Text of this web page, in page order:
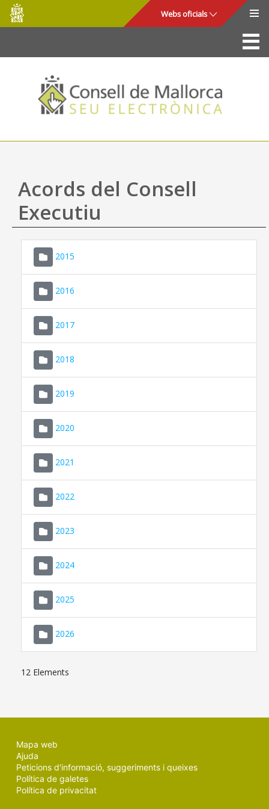
Salta al contingut principal
Consell
de
Mallorca
Webs oficials
La Seu
Consell de Mallorca
Accés i seguretat
Utilitats
Ajuda
Acords del Consell
Executiu
2015
2016
2017
2018
2019
2020
2021
2022
2023
2024
2025
2026
12 Elements
Mapa web
Ajuda
Peticions d'informació, suggeriments i queixes
Política de galetes
Política de privacitat